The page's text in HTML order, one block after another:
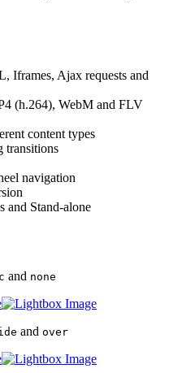
Iframes, Ajax requests and
(h.264), WebM and FLV
content types
transitions
navigation
and Stand-alone
and none
and over